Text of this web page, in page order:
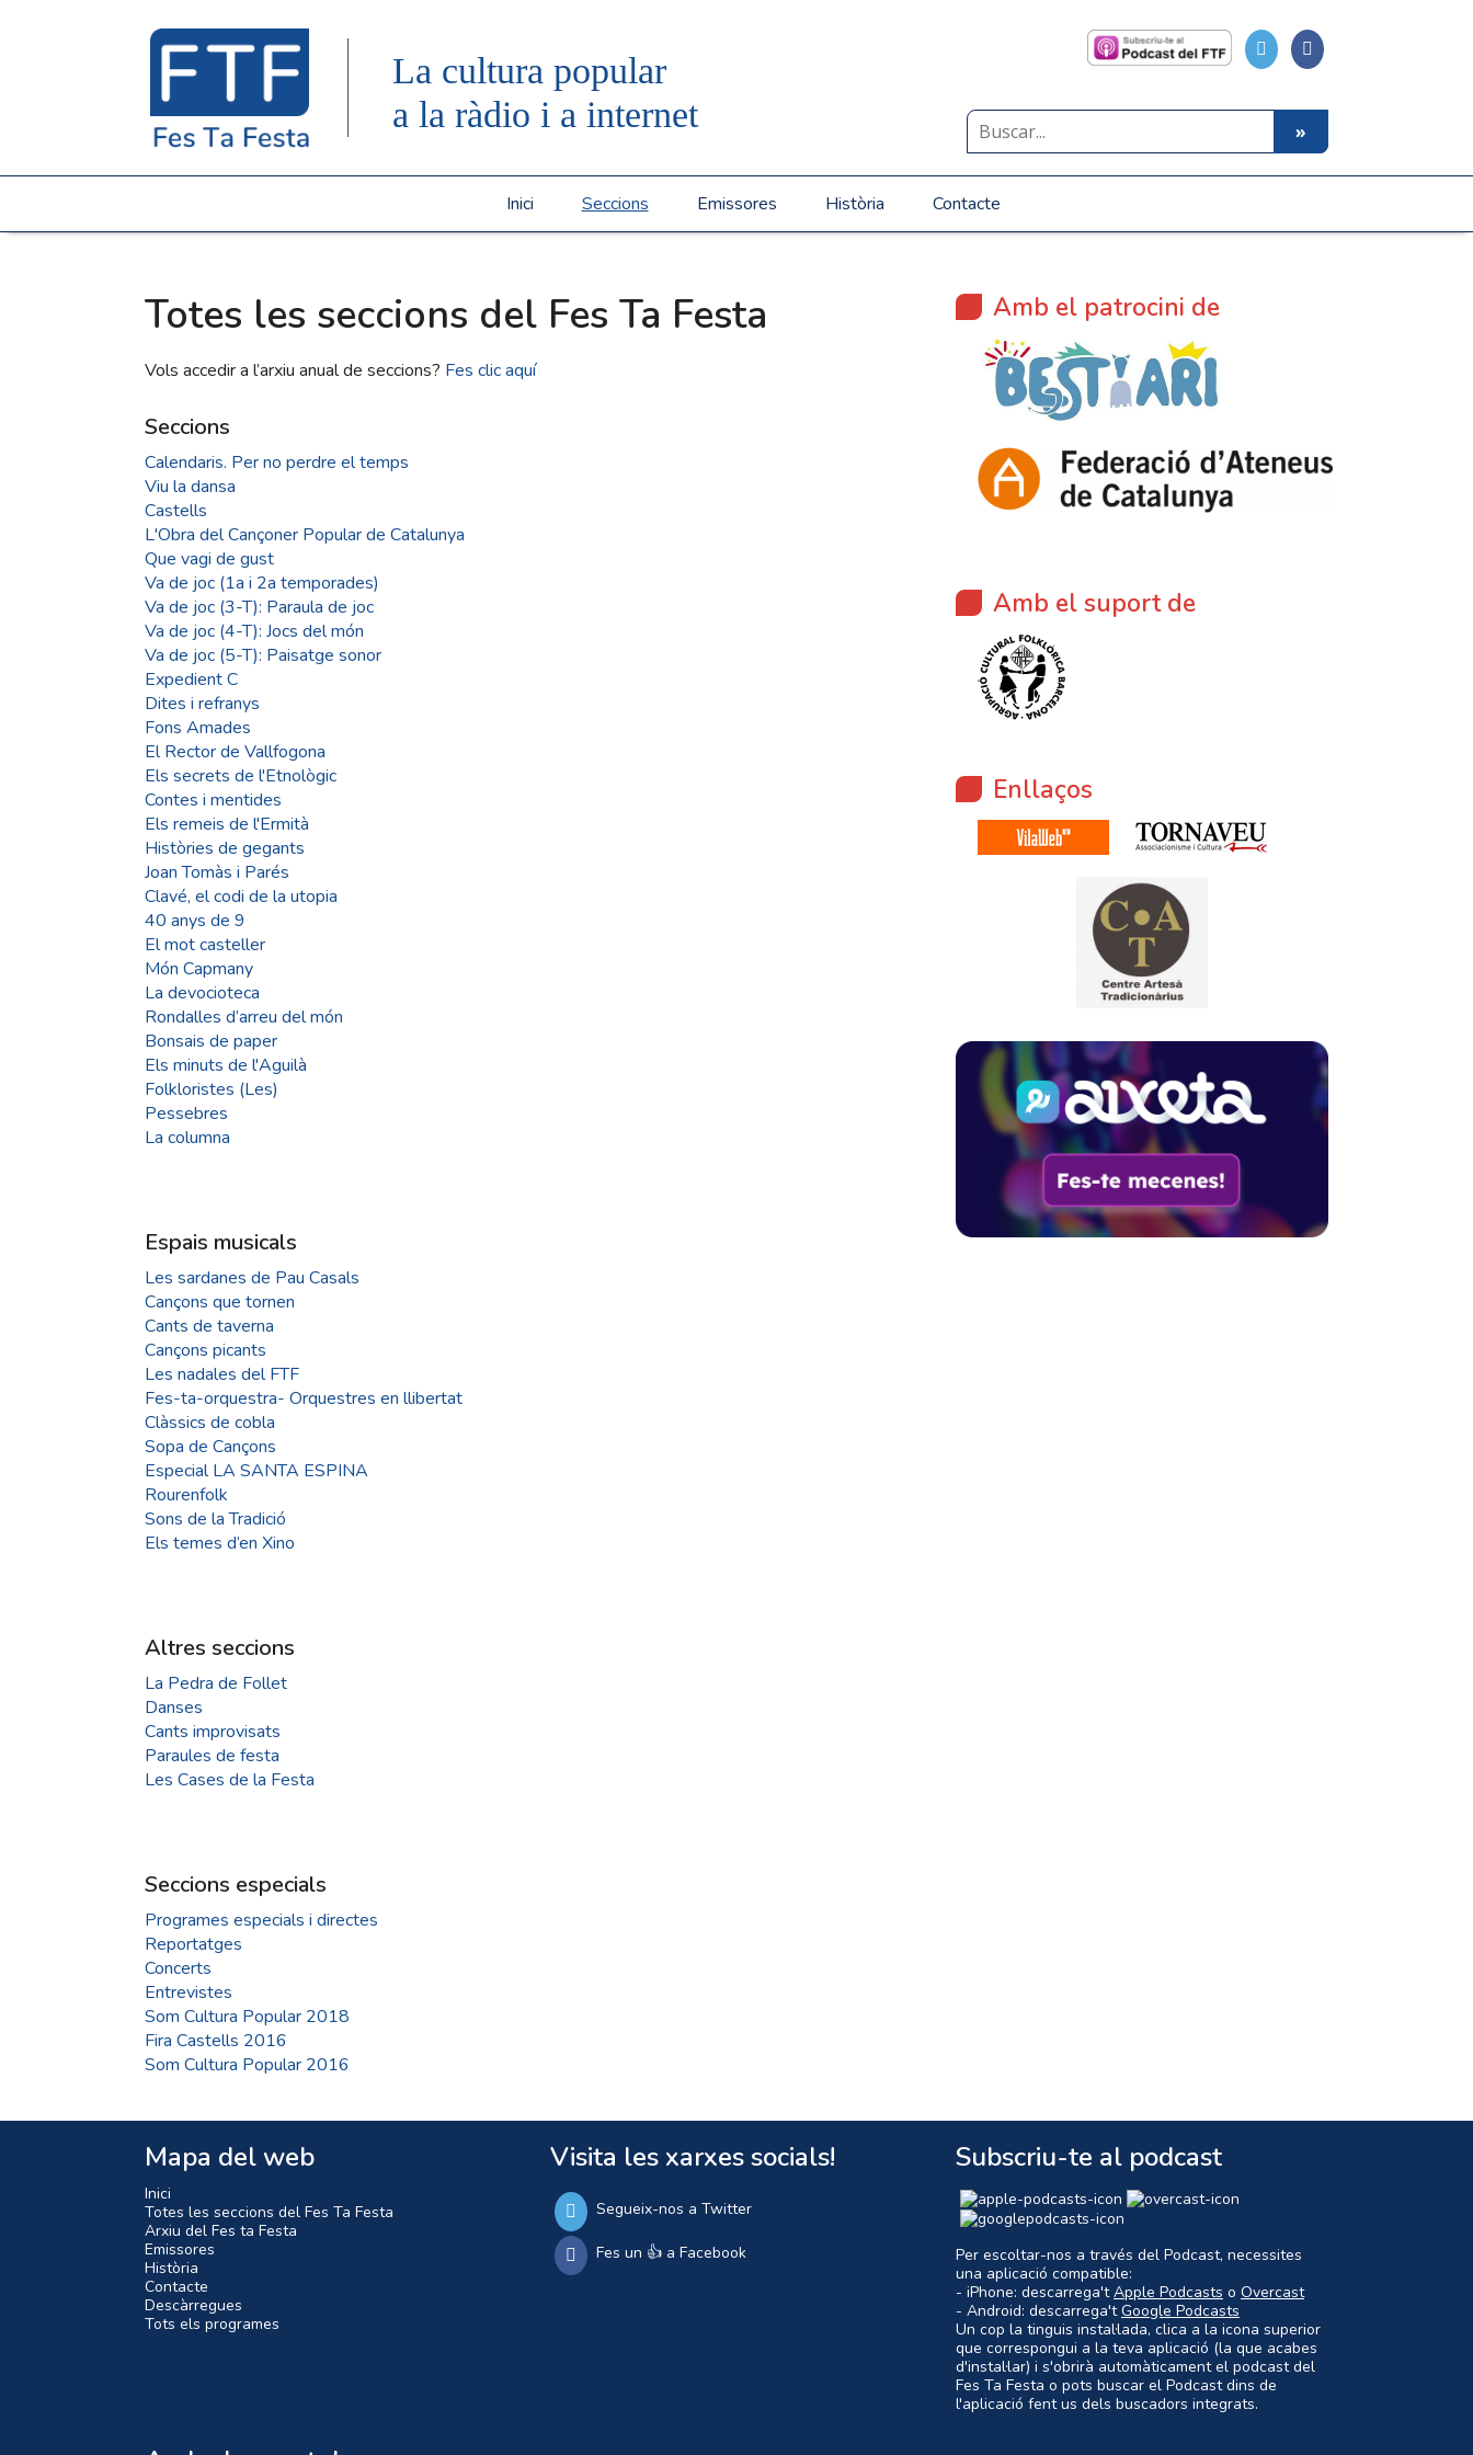
La cultura popular
a la ràdio i a internet
Inici Seccions Emissores Història Contacte
Totes les seccions del Fes Ta Festa
Vols accedir a l’arxiu anual de seccions? Fes clic aquí
Seccions
Calendaris. Per no perdre el temps
Viu la dansa
Castells
L'Obra del Cançoner Popular de Catalunya
Que vagi de gust
Va de joc (1a i 2a temporades)
Va de joc (3-T): Paraula de joc
Va de joc (4-T): Jocs del món
Va de joc (5-T): Paisatge sonor
Expedient C
Dites i refranys
Fons Amades
El Rector de Vallfogona
Els secrets de l'Etnològic
Contes i mentides
Els remeis de l'Ermità
Històries de gegants
Joan Tomàs i Parés
Clavé, el codi de la utopia
40 anys de 9
El mot casteller
Món Capmany
La devocioteca
Rondalles d’arreu del món
Bonsais de paper
Els minuts de l'Aguilà
Folkloristes (Les)
Pessebres
La columna
Espais musicals
Les sardanes de Pau Casals
Cançons que tornen
Cants de taverna
Cançons picants
Les nadales del FTF
Fes-ta-orquestra- Orquestres en llibertat
Clàssics de cobla
Sopa de Cançons
Especial LA SANTA ESPINA
Rourenfolk
Sons de la Tradició
Els temes d’en Xino
Altres seccions
La Pedra de Follet
Danses
Cants improvisats
Paraules de festa
Les Cases de la Festa
Seccions especials
Programes especials i directes
Reportatges
Concerts
Entrevistes
Som Cultura Popular 2018
Fira Castells 2016
Som Cultura Popular 2016
Amb el patrocini de
Amb el suport de
Enllaços
Mapa del web
Inici
Totes les seccions del Fes Ta Festa
Arxiu del Fes ta Festa
Emissores
Història
Contacte
Descàrregues
Tots els programes
Visita les xarxes socials!
Segueix-nos a Twitter
Fes un 👍 a Facebook
Subscriu-te al podcast
Per escoltar-nos a través del Podcast, necessites
una aplicació compatible:
- iPhone: descarrega'tApple Podcasts o Overcast
- Android: descarrega'tGoogle Podcasts
Un cop la tinguis instal·lada, clica a la icona superior
que correspongui a la teva aplicació (la que acabes
d'instal·lar) i s'obrirà automàticament el podcast del
Fes Ta Festa o pots buscar el Podcast dins de
l'aplicació fent us dels buscadors integrats.